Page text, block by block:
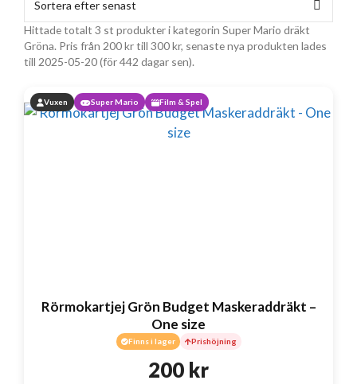
Hittade totalt 3 st produkter i kategorin Super Mario dräkt
Gröna. Pris från 200krtill 300kr, senaste nya produkten lades
till 2025-05-20 (för 442 dagar sen).
Vuxen Super Mario Film & Spel
Rörmokartjej Grön Budget Maskeraddräkt –
One size
Finns i lager Prishöjning
200 kr